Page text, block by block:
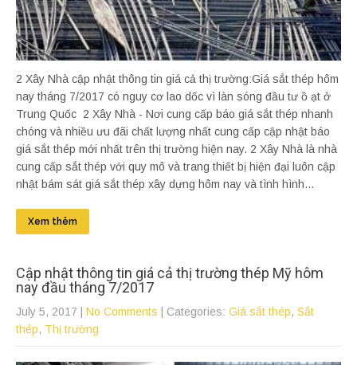
2 Xây Nhà cập nhật thông tin giá cả thị trường:Giá sắt thép hôm
nay tháng 7/2017 có nguy cơ lao dốc vì làn sóng đầu tư ồ ạt ở
Trung Quốc 2 Xây Nhà - Nơi cung cấp báo giá sắt thép nhanh
chóng và nhiều ưu đãi chất lượng nhất cung cấp cập nhật báo
giá sắt thép mới nhất trên thị trường hiện nay. 2 Xây Nhà là nhà
cung cấp sắt thép với quy mô và trang thiết bị hiện đại luôn cập
nhật bám sát giá sắt thép xây dựng hôm nay và tình hình...
Xem thêm
Cập nhật thông tin giá cả thị trường thép Mỹ hôm
nay đầu tháng 7/2017
July 5, 2017 No Comments | Categories: Giá sắt thép, Sắt
thép, Thị trường